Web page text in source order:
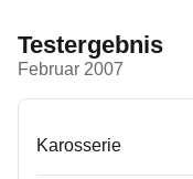
Testergebnis
Februar 2007
Karosserie